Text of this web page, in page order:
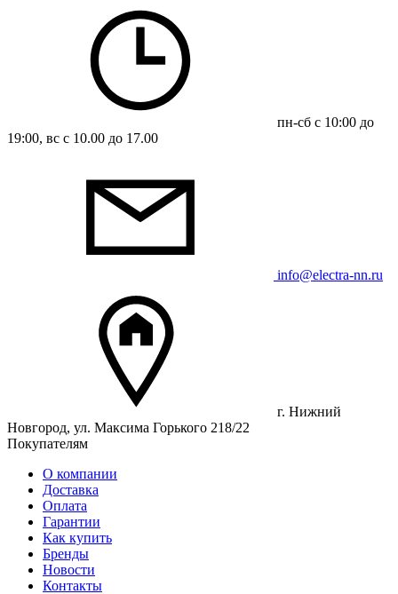
пн-сб с 10:00 до
19:00, вс с 10.00 до 17.00
info@electra-nn.ru
г. Нижний
Новгород, ул. Максима Горького 218/22
Покупателям
О компании
Доставка
Оплата
Гарантии
Как купить
Бренды
Новости
Контакты